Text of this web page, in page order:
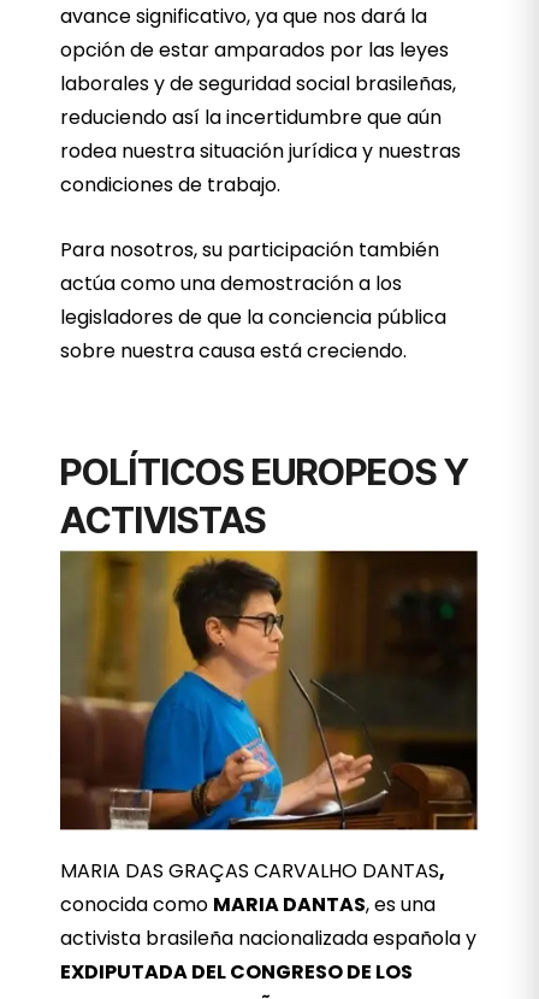
avance significativo, ya que nos dará la
opción de estar amparados por las leyes
laborales y de seguridad social brasileñas,
reduciendo así la incertidumbre que aún
rodea nuestra situación jurídica y nuestras
condiciones de trabajo.
Para nosotros, su participación también
actúa como una demostración a los
legisladores de que la conciencia pública
sobre nuestra causa está creciendo.
POLÍTICOS EUROPEOS Y
ACTIVISTAS
MARIA DAS GRAÇAS CARVALHO DANTAS,
conocida como MARIA DANTAS, es una
activista brasileña nacionalizada española y
EXDIPUTADA DEL CONGRESO DE LOS